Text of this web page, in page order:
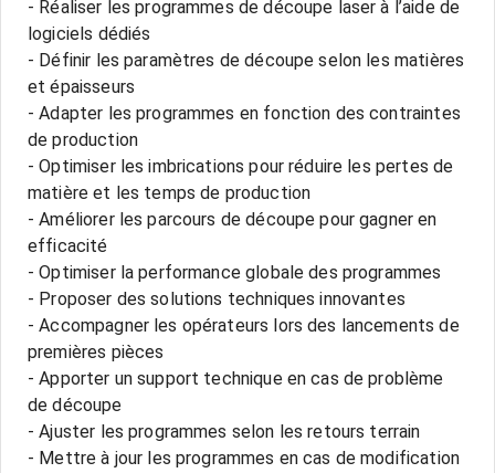
- Réaliser les programmes de découpe laser à l’aide de
logiciels dédiés
- Définir les paramètres de découpe selon les matières
et épaisseurs
- Adapter les programmes en fonction des contraintes
de production
- Optimiser les imbrications pour réduire les pertes de
matière et les temps de production
- Améliorer les parcours de découpe pour gagner en
efficacité
- Optimiser la performance globale des programmes
- Proposer des solutions techniques innovantes
- Accompagner les opérateurs lors des lancements de
premières pièces
- Apporter un support technique en cas de problème
de découpe
- Ajuster les programmes selon les retours terrain
- Mettre à jour les programmes en cas de modification